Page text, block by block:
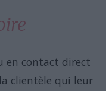
en contact direct
clientèle qui leur